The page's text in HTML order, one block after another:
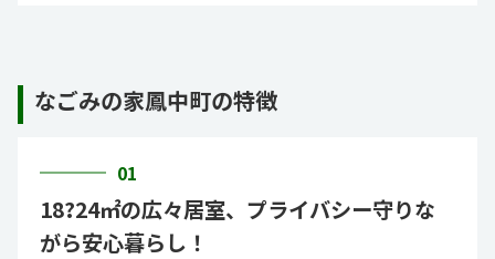
なごみの家鳳中町の特徴
01
18?24㎡の広々居室、プライバシー守りな
がら安心暮らし！